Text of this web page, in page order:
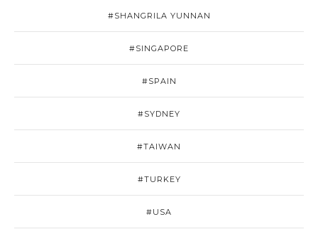
#SHANGRILA YUNNAN
#SINGAPORE
#SPAIN
#SYDNEY
#TAIWAN
#TURKEY
#USA